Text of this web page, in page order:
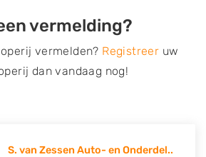
vermelding?
vermelden? Registreer uw
dan vandaag nog!
S. van Zessen Auto- en Onderdel..